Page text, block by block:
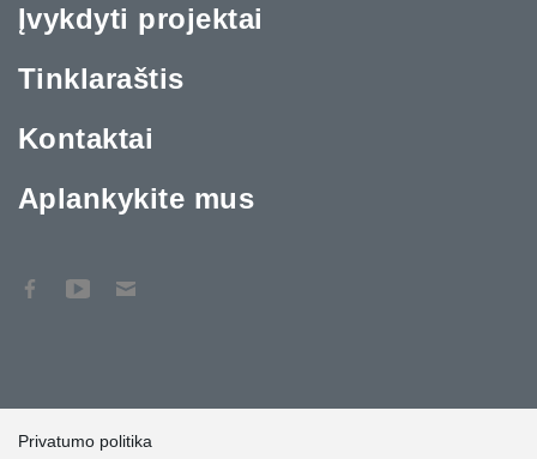
Įvykdyti projektai
Tinklaraštis
Kontaktai
Aplankykite mus
Privatumo politika